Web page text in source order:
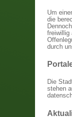
Um
die
freiwillig
durch
Die
stehen